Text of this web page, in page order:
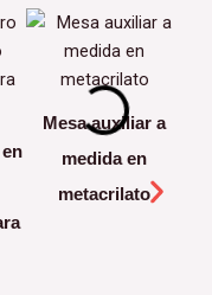
Mesa auxiliar a
medida en
metacrilato